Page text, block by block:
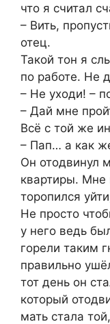
что я считал
– Вить,
отец.
Такой тон я
по работе. Не
– Не уходи! –
– Дай мне
Всё с той же
– Пап… а как
Он отодвинул
квартиры. Мне
торопился
Не просто
у него ведь
горели таким
правильно
тот день он
который
мать стала